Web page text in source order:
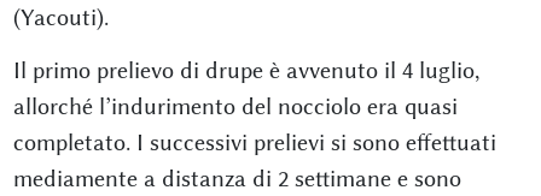
(Yacouti).
Il primo prelievo di drupe è avvenuto il 4 luglio,
allorché l’indurimento del nocciolo era quasi
completato. I successivi prelievi si sono effettuati
mediamente a distanza di 2 settimane e sono